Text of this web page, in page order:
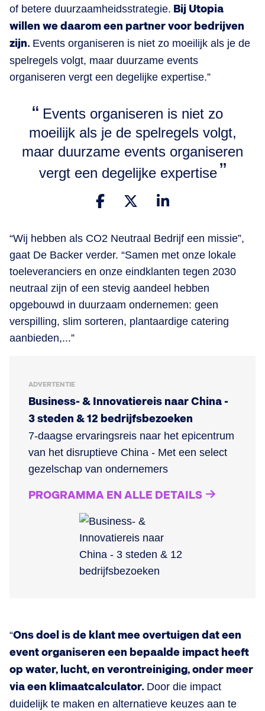
of betere duurzaamheidsstrategie. Bij Utopia
willen we daarom een partner voor bedrijven
zijn. Events organiseren is niet zo moeilijk als je de
spelregels volgt, maar duurzame events
organiseren vergt een degelijke expertise.”
Events organiseren is niet zo
moeilijk als je de spelregels volgt,
maar duurzame events organiseren
vergt een degelijke expertise
“Wij hebben als CO2 Neutraal Bedrijf een missie”,
gaat De Backer verder. “Samen met onze lokale
toeleveranciers en onze eindklanten tegen 2030
neutraal zijn of een stevig aandeel hebben
opgebouwd in duurzaam ondernemen: geen
verspilling, slim sorteren, plantaardige catering
aanbieden,...”
ADVERTENTIE
Business- & Innovatiereis naar China -
3 steden & 12 bedrijfsbezoeken
7-daagse ervaringsreis naar het epicentrum
van het disruptieve China - Met een select
gezelschap van ondernemers
PROGRAMMA EN ALLE DETAILS
“Ons doel is de klant mee overtuigen dat een
event organiseren een bepaalde impact heeft
op water, lucht, en verontreiniging, onder meer
via een klimaatcalculator. Door die impact
duidelijk te maken en alternatieve keuzes aan te